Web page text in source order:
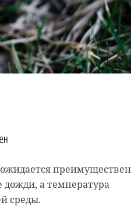
ожидается
дожди, а температура
среды.